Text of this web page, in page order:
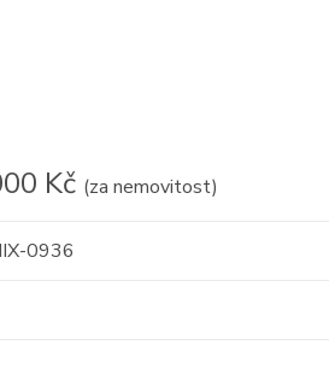
Kč (za nemovitost)
0936